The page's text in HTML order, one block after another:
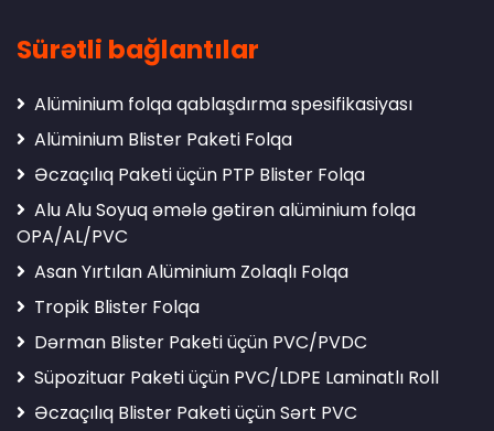
Sürətli bağlantılar
Alüminium folqa qablaşdırma spesifikasiyası
Alüminium Blister Paketi Folqa
Əczaçılıq Paketi üçün PTP Blister Folqa
Alu Alu Soyuq əmələ gətirən alüminium folqa
OPA/AL/PVC
Asan Yırtılan Alüminium Zolaqlı Folqa
Tropik Blister Folqa
Dərman Blister Paketi üçün PVC/PVDC
Süpozituar Paketi üçün PVC/LDPE Laminatlı Roll
Əczaçılıq Blister Paketi üçün Sərt PVC